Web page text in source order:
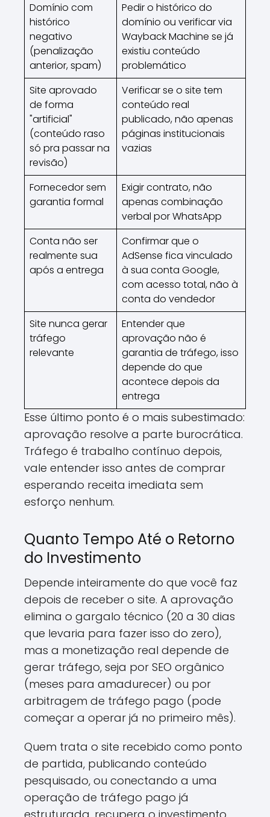
Domínio com
histórico
negativo
(penalização
anterior, spam)
Pedir o histórico do
domínio ou verificar via
Wayback Machine se já
existiu conteúdo
problemático
Site aprovado
de forma
"artificial"
(conteúdo raso
só pra passar na
revisão)
Verificar se o site tem
conteúdo real
publicado, não apenas
páginas institucionais
vazias
Fornecedor sem
garantia formal
Exigir contrato, não
apenas combinação
verbal por WhatsApp
Conta não ser
realmente sua
após a entrega
Confirmar que o
AdSense fica vinculado
à sua conta Google,
com acesso total, não à
conta do vendedor
Site nunca gerar
tráfego
relevante
Entender que
aprovação não é
garantia de tráfego, isso
depende do que
acontece depois da
entrega
Esse último ponto é o mais subestimado:
aprovação resolve a parte burocrática.
Tráfego é trabalho contínuo depois,
vale entender isso antes de comprar
esperando receita imediata sem
esforço nenhum.
Quanto Tempo Até o Retorno
do Investimento
Depende inteiramente do que você faz
depois de receber o site. A aprovação
elimina o gargalo técnico (20 a 30 dias
que levaria para fazer isso do zero),
mas a monetização real depende de
gerar tráfego, seja por SEO orgânico
(meses para amadurecer) ou por
arbitragem de tráfego pago (pode
começar a operar já no primeiro mês).
Quem trata o site recebido como ponto
de partida, publicando conteúdo
pesquisado, ou conectando a uma
operação de tráfego pago já